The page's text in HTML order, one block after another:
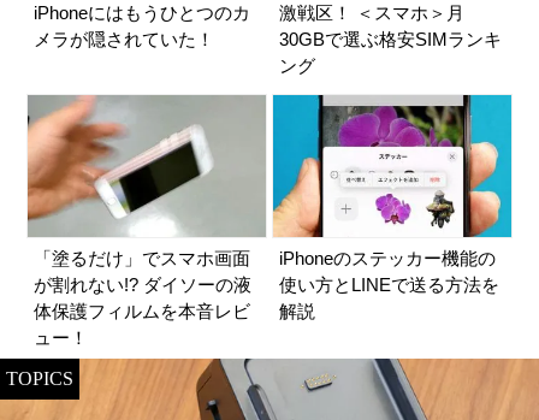
iPhoneにはもうひとつのカ
メラが隠されていた！
激戦区！ ＜スマホ＞月
30GBで選ぶ格安SIMランキ
ング
「塗るだけ」でスマホ画面
が割れない!? ダイソーの液
体保護フィルムを本音レビ
ュー！
iPhoneのステッカー機能の
使い方とLINEで送る方法を
解説
TOPICS